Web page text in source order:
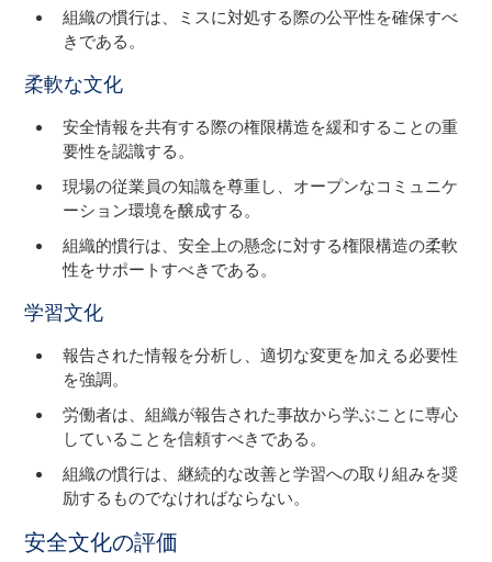
組織の慣行は、ミスに対処する際の公平性を確保すべ
きである。
柔軟な文化
安全情報を共有する際の権限構造を緩和することの重
要性を認識する。
現場の従業員の知識を尊重し、オープンなコミュニケ
ーション環境を醸成する。
組織的慣行は、安全上の懸念に対する権限構造の柔軟
性をサポートすべきである。
学習文化
報告された情報を分析し、適切な変更を加える必要性
を強調。
労働者は、組織が報告された事故から学ぶことに専心
していることを信頼すべきである。
組織の慣行は、継続的な改善と学習への取り組みを奨
励するものでなければならない。
安全文化の評価